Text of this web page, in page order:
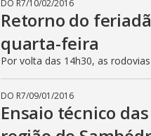
DO R7/10/02/2016
Retorno do
quarta-feira
Por volta das 14h30, as
DO R7/09/01/2016
Ensaio técnico